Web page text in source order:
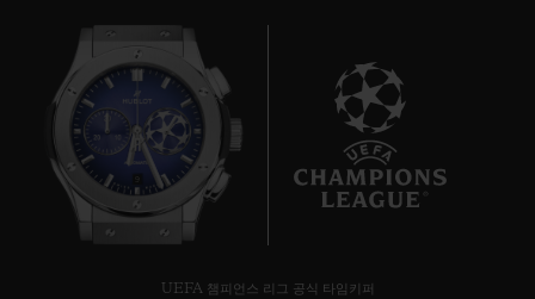
UEFA 챔피언스 리그 공식 타임키퍼